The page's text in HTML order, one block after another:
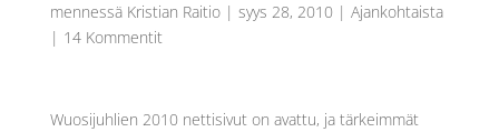
mennessä Kristian Raitio| syys 28, 2010 | Ajankohtaista
| 14 Kommentit
Wuosijuhlien 2010 nettisivut on avattu, ja tärkeimmät